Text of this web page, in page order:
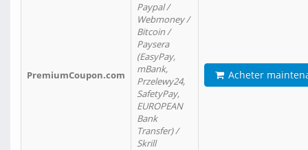
PremiumCoupon.com
Paypal /
Webmoney /
Bitcoin /
Paysera
(EasyPay,
mBank,
Przelewy24,
SafetyPay,
EUROPEAN
Bank
Transfer) /
Skrill
Acheter